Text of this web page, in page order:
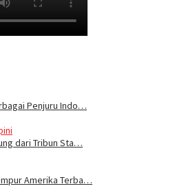
Penjuru Indo…
dari Tribun Sta…
Amerika Terba…